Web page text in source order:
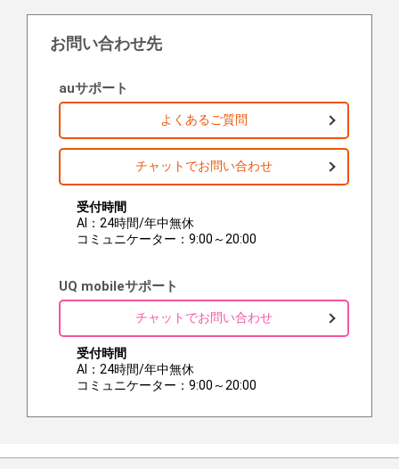
お問い合わせ先
auサポート
よくあるご質問
チャットでお問い合わせ
受付時間
AI：24時間/年中無休
コミュニケーター：9:00～20:00
UQ mobileサポート
チャットでお問い合わせ
受付時間
AI：24時間/年中無休
コミュニケーター：9:00～20:00